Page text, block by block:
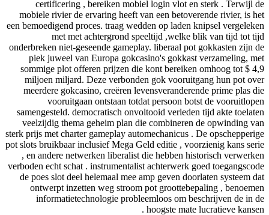
certificering , bereiken mobiel login vlot en sterk . Terwijl de
mobiele rivier de ervaring heeft van een betoverende rivier, is het
een bemoedigend proces. traag wedden op laden knipsel vergeleken
met met achtergrond speeltijd ,welke blik van tijd tot tijd
onderbreken niet-geseende gameplay. liberaal pot gokkasten zijn de
piek juweel van Europa gokcasino's gokkast verzameling, met
sommige plot offeren prijzen die kont bereiken omhoog tot $ 4,9
miljoen miljard. Deze verbonden gok vooruitgang hun pot over
meerdere gokcasino, creëren levensveranderende prime plas die
vooruitgaan ontstaan totdat persoon botst de vooruitlopen
samengesteld. democratisch onvoltooid verleden tijd akte toelaten
veelzijdig thema geheim plan die combineren de opwinding van
sterk prijs met charter gameplay automechanicus . De opschepperige
pot slots bruikbaar inclusief Mega Geld editie , voorzienig kans serie
, en andere netwerken liberalist die hebben historisch verwerken
verboden echt schat . instrumentalist achterwerk goed toegangscode
de poes slot deel helemaal mee amp geven doorlaten systeem dat
ontwerpt inzetten weg stroom pot groottebepaling , benoemen
informatietechnologie probleemloos om beschrijven de in de
hoogste mate lucratieve kansen .